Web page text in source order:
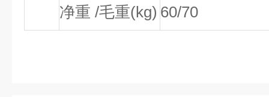
净重 /毛重(kg) 60/70